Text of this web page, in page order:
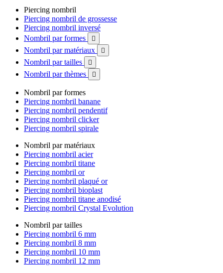
Piercing nombril
Piercing nombril de grossesse
Piercing nombril inversé
Nombril par formes

Nombril par matériaux 
Nombril par tailles 
Nombril par thèmes 
Nombril par formes
Piercing nombril banane
Piercing nombril pendentif
Piercing nombril clicker
Piercing nombril spirale
Nombril par matériaux
Piercing nombril acier
Piercing nombril titane
Piercing nombril or
Piercing nombril plaqué or
Piercing nombril bioplast
Piercing nombril titane anodisé
Piercing nombril Crystal Evolution
Nombril par tailles
Piercing nombril 6 mm
Piercing nombril 8 mm
Piercing nombril 10 mm
Piercing nombril 12 mm